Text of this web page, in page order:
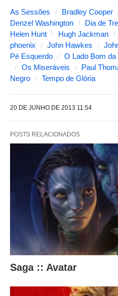
u
i
n
t
t
m
n
t
As Sessões Bradley Cooper
Denzel Washington
Dia de
Helen Hunt
Hugh Jackman
phoenix
John Hawkes
Pé Esquerdo
O Lado Bom da
Os Miseráveis
Paul
Negro
Tempo de Glória
20 DE JUNHO DE 2013 11:54
POSTS RELACIONADOS
Saga :: Avatar